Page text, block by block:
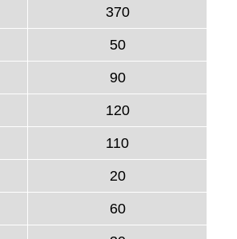
370
50
90
120
110
20
60